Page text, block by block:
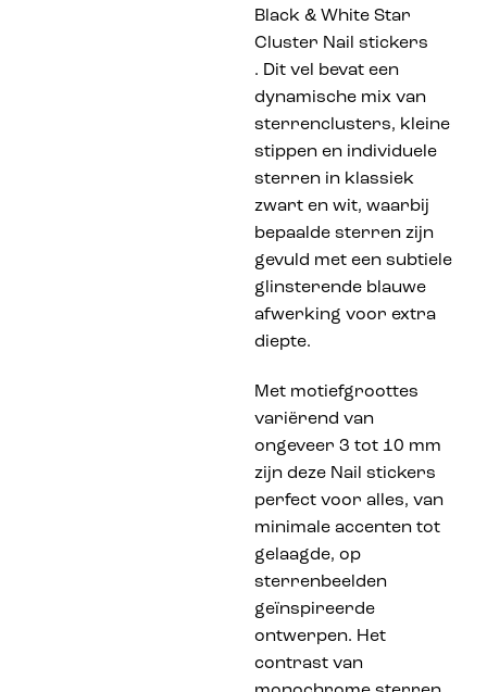
Black & White Star
Cluster Nail stickers
. Dit vel bevat een
dynamische mix van
sterrenclusters, kleine
stippen en individuele
sterren in klassiek
zwart en wit, waarbij
bepaalde sterren zijn
gevuld met een subtiele
glinsterende blauwe
afwerking voor extra
diepte.
Met motiefgroottes
variërend van
ongeveer 3 tot 10 mm
zijn deze Nail stickers
perfect voor alles, van
minimale accenten tot
gelaagde, op
sterrenbeelden
geïnspireerde
ontwerpen. Het
contrast van